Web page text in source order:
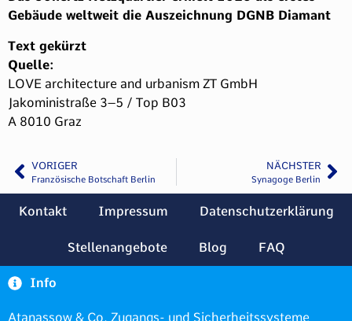
Gebäude weltweit die Auszeichnung DGNB Diamant
Text gekürzt
Quelle:
LOVE architecture and urbanism ZT GmbH
Jakoministraße 3–5 / Top B03
A 8010 Graz
VORIGER
Französische Botschaft Berlin
NÄCHSTER
Synagoge Berlin
Kontakt Impressum Datenschutzerklärung
Stellenangebote Blog FAQ
Info
Atanassow & Co. Zugangs- und Sicherheitssysteme